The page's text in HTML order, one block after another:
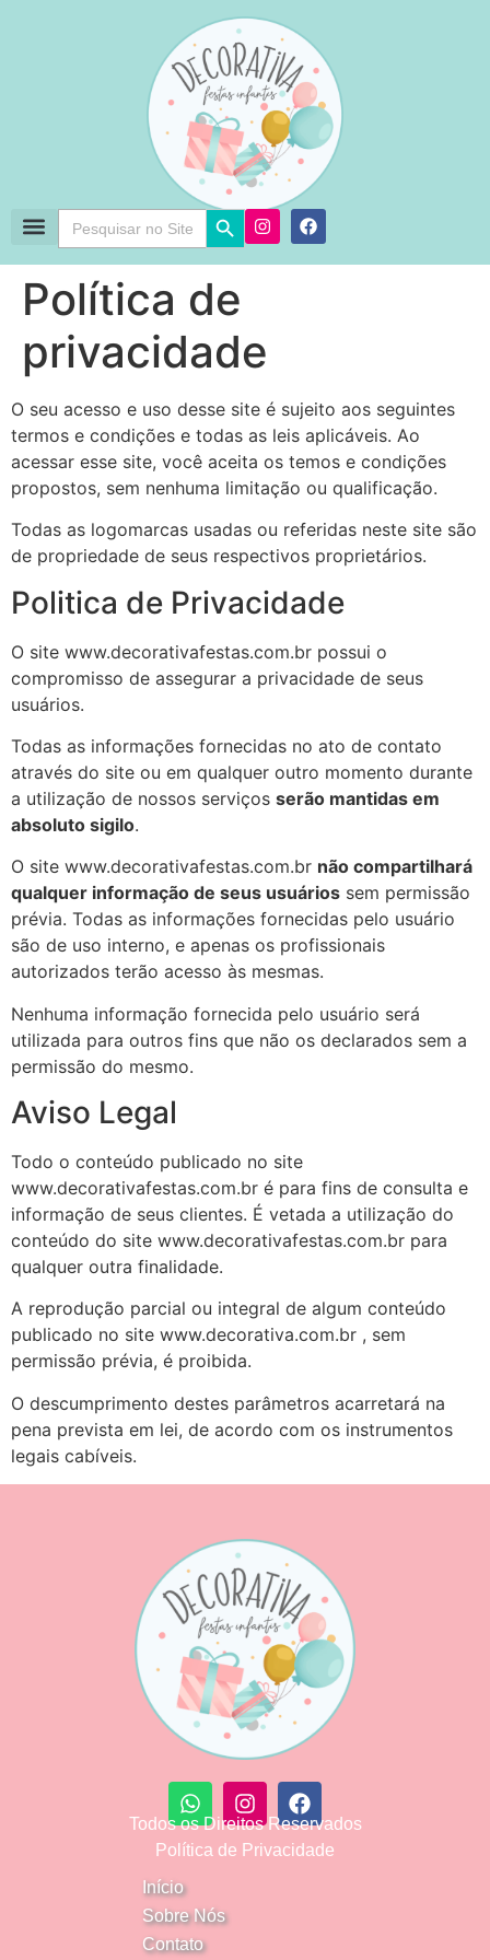
Search
for:
Search Button
Política de
privacidade
O seu acesso e uso desse site é sujeito aos seguintes
termos e condições e todas as leis aplicáveis. Ao
acessar esse site, você aceita os temos e condições
propostos, sem nenhuma limitação ou qualificação.
Todas as logomarcas usadas ou referidas neste site são
de propriedade de seus respectivos proprietários.
Politica de Privacidade
O site www.decorativafestas.com.br possui o
compromisso de assegurar a privacidade de seus
usuários.
Todas as informações fornecidas no ato de contato
através do site ou em qualquer outro momento durante
a utilização de nossos serviços serão mantidas em
absoluto sigilo.
O site www.decorativafestas.com.br não compartilhará
qualquer informação de seus usuários sem permissão
prévia. Todas as informações fornecidas pelo usuário
são de uso interno, e apenas os profissionais
autorizados terão acesso às mesmas.
Nenhuma informação fornecida pelo usuário será
utilizada para outros fins que não os declarados sem a
permissão do mesmo.
Aviso Legal
Todo o conteúdo publicado no site
www.decorativafestas.com.br é para fins de consulta e
informação de seus clientes. É vetada a utilização do
conteúdo do site www.decorativafestas.com.br para
qualquer outra finalidade.
A reprodução parcial ou integral de algum conteúdo
publicado no site www.decorativa.com.br , sem
permissão prévia, é proibida.
O descumprimento destes parâmetros acarretará na
pena prevista em lei, de acordo com os instrumentos
legais cabíveis.
Todos os Direitos Reservados
Política de Privacidade
Início
Sobre Nós
Contato